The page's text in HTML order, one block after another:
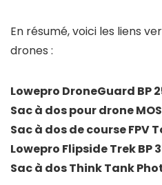
En résumé, voici les liens
drones :
Lowepro DroneGuard BP
Sac à dos pour drone
Sac à dos de course FPV
Lowepro Flipside Trek BP
Sac à dos Think Tank